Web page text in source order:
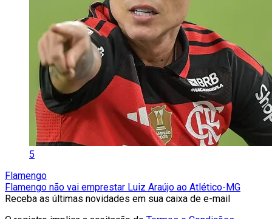
5
Flamengo
Flamengo não vai emprestar Luiz Araújo ao Atlético-MG
Receba as últimas novidades em sua caixa de e-mail